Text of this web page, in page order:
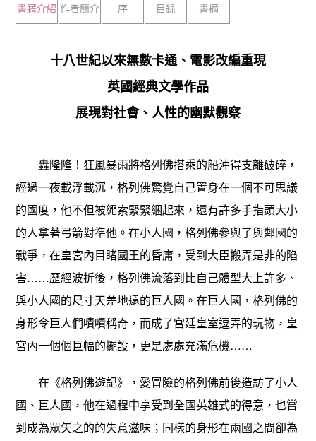
書籍介紹 作者簡介 序 目錄 書摘
十八世紀以來無數卡通、電影改編重現
英國經典文學作品
展現對社會、人性的幽默觀察
轟隆隆！狂風暴雨將格列佛搭乘的船沖得支離破碎，
經過一夜載浮載沉，格列佛驚覺自己置身在一個不可思議
的國度，他不但被繩索緊緊綑起來，還有許多手指頭大小
的人拿著弓箭對準他。在小人國，格列佛參與了與鄰國的
戰爭，在皇宮內目睹國王的昏庸，受到大臣搬弄是非的陷
害……歷經波折後，格列佛流落到比自己體型大上許多、
與小人國的尺寸天差地遠的巨人國。在巨人國，格列佛的
身形令巨人們嘖嘖稱奇，而成了宮廷皇室逗弄的玩物，皇
宮內一個個巨幅的擺設，更是處處充滿危機……
在《格列佛遊記》，愛冒險的格列佛前後造訪了小人
國、巨人國，他在過程中享受到全國英雄式的得意，也嘗
到成為眾矢之的的失意滋味；同樣的身形在兩國之間卻為